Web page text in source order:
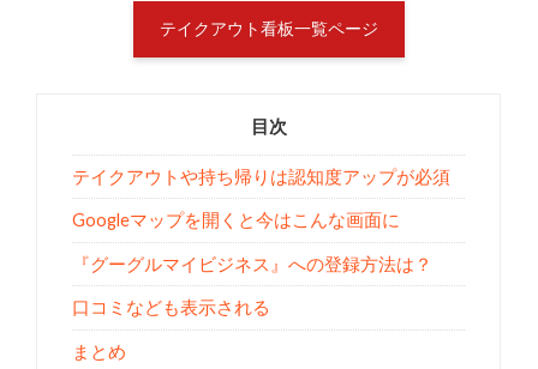
テイクアウト看板一覧ページ
目次
テイクアウトや持ち帰りは認知度アップが必須
Googleマップを開くと今はこんな画面に
『グーグルマイビジネス』への登録方法は？
口コミなども表示される
まとめ